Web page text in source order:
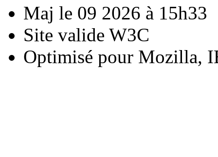
Maj le 09 2026 à 15h33
Site valide W3C
Optimisé pour Mozilla,